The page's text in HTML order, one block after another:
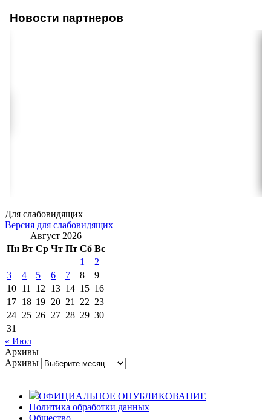
Новости партнеров
Для слабовидящих
Версия для слабовидящих
Август 2026
Пн Вт Ср Чт Пт Сб Вс
1
2
3
4 5 6 7 8
9
10 11 12 13 14 15 16
17 18 19 20 21 22 23
24 25 26 27 28 29 30
31
« Июл
Архивы
Архивы
ОФИЦИАЛЬНОЕ ОПУБЛИКОВАНИЕ
Политика обработки данных
Общество